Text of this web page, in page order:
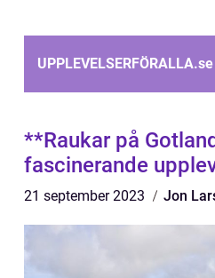
UPPLEVELSERFÖRALLA.se
**Raukar på
fascinerande
21 september 2023 Jon